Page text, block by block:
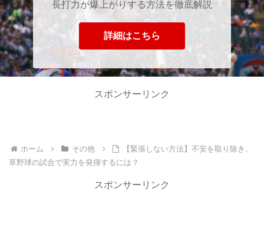
長打力が爆上がりする方法を徹底解説
詳細はこちら
スポンサーリンク
ホーム その他
【緊張しない方法】不安を取り除き、
草野球の試合で実力を発揮するには？
スポンサーリンク